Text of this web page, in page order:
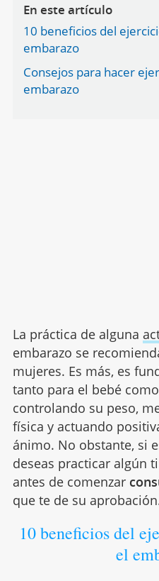
En este artículo
10 beneficios del
embarazo
Consejos para hacer
embarazo
La práctica de alguna
embarazo se
mujeres. Es más, es
tanto para el bebé
controlando su peso,
física y actuando
ánimo. No obstante, si
deseas practicar algún
antes de comenzar
que te de su
10 beneficios del
el